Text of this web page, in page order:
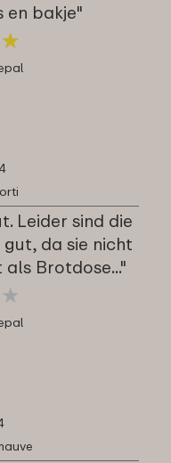
en bakje"
★
★
Leider sind die
gut, da sie nicht
Brotdose..."
★
★